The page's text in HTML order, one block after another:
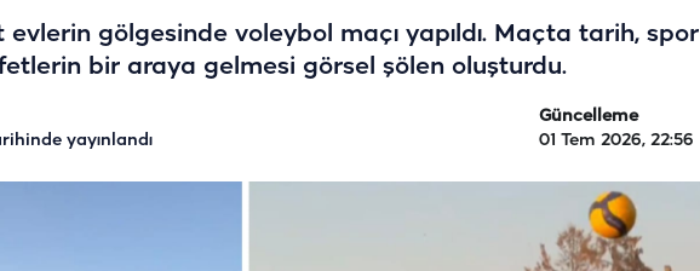
evlerin gölgesinde voleybol maçı yapıldı. Maçta tarih, spor
bir araya gelmesi görsel şölen oluşturdu.
yayınlandı
Güncelleme
01 Tem 2026, 22:56